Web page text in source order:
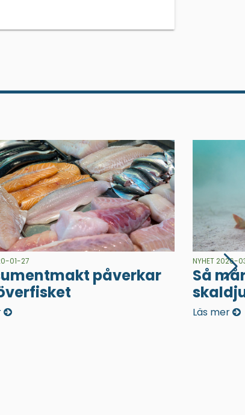
01-27
påverkar
NYHET 2026-
Så
Läs mer